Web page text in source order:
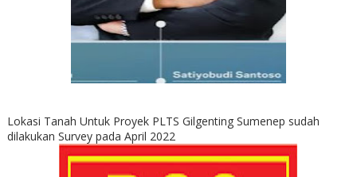
Lokasi Tanah Untuk Proyek PLTS Gilgenting Sumenep sudah
dilakukan Survey pada April 2022